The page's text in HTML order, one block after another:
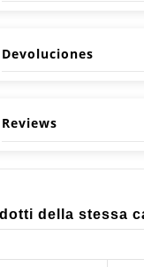
Devoluciones
Reviews
della stessa